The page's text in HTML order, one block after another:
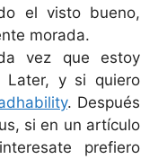
el visto bueno,
morada.
vez que estoy
Later, y si quiero
. Después
si en un artículo
prefiero